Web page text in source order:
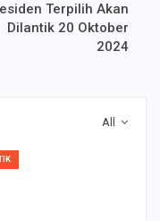
Terpilih Akan
Dilantik 20 Oktober
2024
All